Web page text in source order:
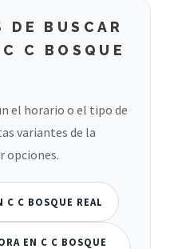
DE BUSCAR
C BOSQUE
el horario o el tipo de
variantes de la
opciones.
C C BOSQUE REAL
EN C C BOSQUE